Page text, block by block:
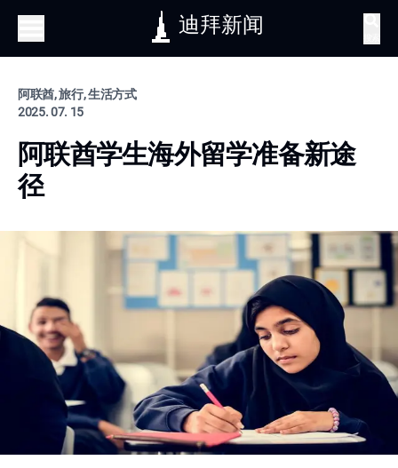
迪拜新闻
阿联酋, 旅行, 生活方式
2025. 07. 15
阿联酋学生海外留学准备新途
径